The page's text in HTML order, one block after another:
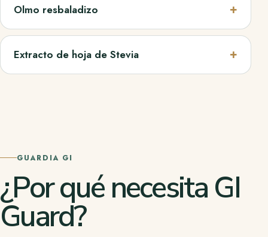
Olmo resbaladizo
Extracto de hoja de Stevia
GUARDIA GI
¿Por qué necesita GI
Guard?